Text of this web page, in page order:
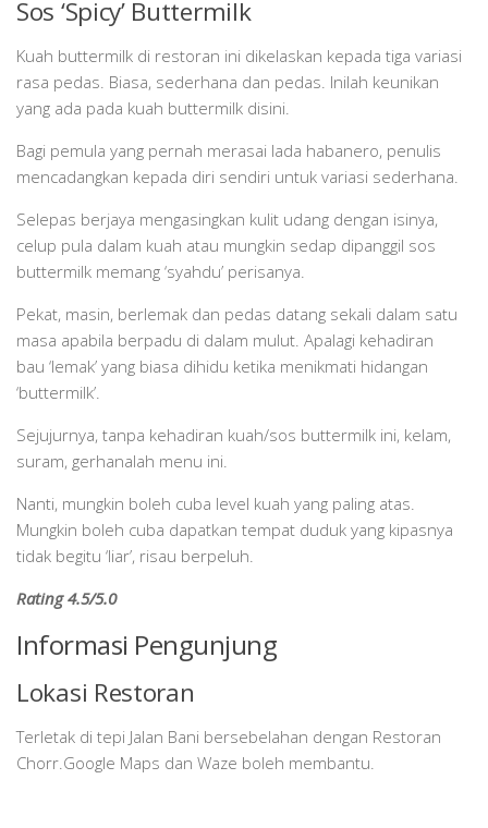
Sos ‘Spicy’ Buttermilk
Kuah buttermilk di restoran ini dikelaskan kepada tiga variasi
rasa pedas. Biasa, sederhana dan pedas. Inilah keunikan
yang ada pada kuah buttermilk disini.
Bagi pemula yang pernah merasai lada habanero, penulis
mencadangkan kepada diri sendiri untuk variasi sederhana.
Selepas berjaya mengasingkan kulit udang dengan isinya,
celup pula dalam kuah atau mungkin sedap dipanggil sos
buttermilk memang ‘syahdu’ perisanya.
Pekat, masin, berlemak dan pedas datang sekali dalam satu
masa apabila berpadu di dalam mulut. Apalagi kehadiran
bau ‘lemak’ yang biasa dihidu ketika menikmati hidangan
‘buttermilk’.
Sejujurnya, tanpa kehadiran kuah/sos buttermilk ini, kelam,
suram, gerhanalah menu ini.
Nanti, mungkin boleh cuba level kuah yang paling atas.
Mungkin boleh cuba dapatkan tempat duduk yang kipasnya
tidak begitu ‘liar’, risau berpeluh.
Rating 4.5/5.0
Informasi Pengunjung
Lokasi Restoran
Terletak di tepi Jalan Bani bersebelahan dengan Restoran
Chorr.Google Maps dan Waze boleh membantu.